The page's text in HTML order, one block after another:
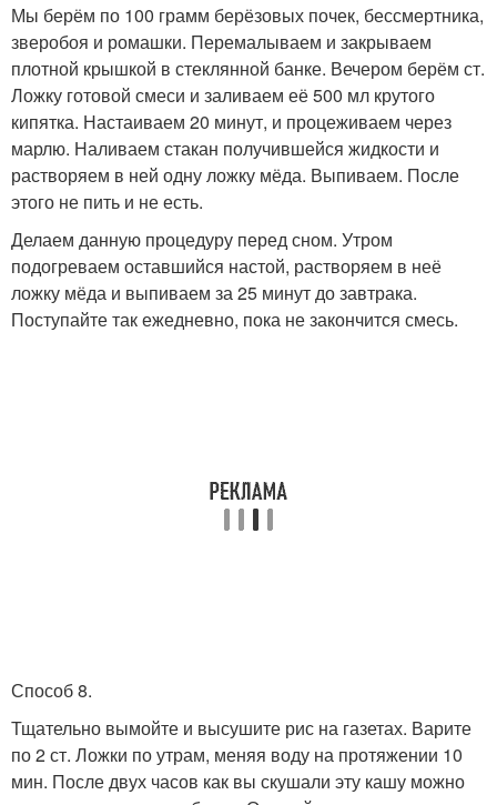
Мы берём по 100 грамм берёзовых почек, бессмертника,
зверобоя и ромашки. Перемалываем и закрываем
плотной крышкой в стеклянной банке. Вечером берём ст.
Ложку готовой смеси и заливаем её 500 мл крутого
кипятка. Настаиваем 20 минут, и процеживаем через
марлю. Наливаем стакан получившейся жидкости и
растворяем в ней одну ложку мёда. Выпиваем. После
этого не пить и не есть.
Делаем данную процедуру перед сном. Утром
подогреваем оставшийся настой, растворяем в неё
ложку мёда и выпиваем за 25 минут до завтрака.
Поступайте так ежедневно, пока не закончится смесь.
Способ 8.
Тщательно вымойте и высушите рис на газетах. Варите
по 2 ст. Ложки по утрам, меняя воду на протяжении 10
мин. После двух часов как вы скушали эту кашу можно